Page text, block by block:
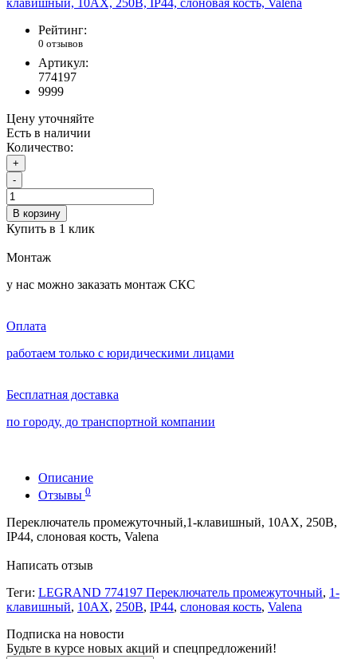
Рейтинг:
0 отзывов
Артикул:
774197
9999
Цену уточняйте
Есть в наличии
Количество:
+
-
В корзину
Купить в 1 клик
Монтаж
у нас можно заказать монтаж СКС
Оплата
работаем только с юридическими лицами
Бесплатная доставка
по городу, до транспортной компании
Описание
Отзывы 0
Переключатель промежуточный,1-клавишный, 10АХ, 250В,
IP44, слоновая кость, Valena
Написать отзыв
Теги: LEGRAND 774197 Переключатель промежуточный, 1-
клавишный, 10АХ, 250В, IP44, слоновая кость, Valena
Подписка на новости
Будьте в курсе новых акций и спецпредложений!